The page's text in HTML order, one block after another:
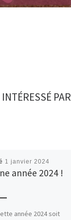
PAR
1 janvier 2024
année 2024 !
année 2024 soit